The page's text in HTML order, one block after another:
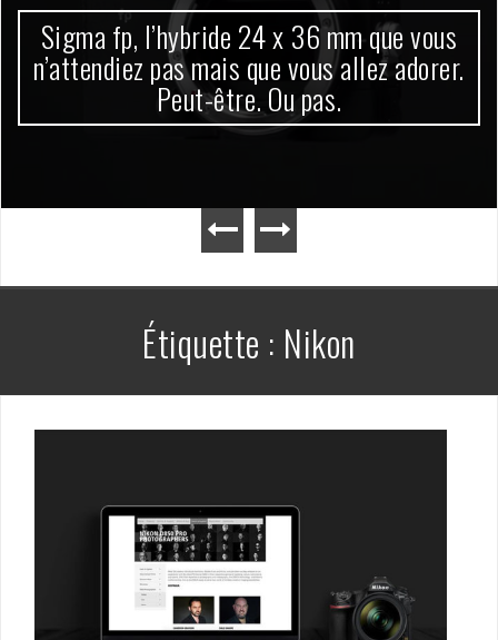
Sigma fp, l’hybride 24 x 36 mm que vous
n’attendiez pas mais que vous allez adorer.
Peut-être. Ou pas.
Étiquette : Nikon